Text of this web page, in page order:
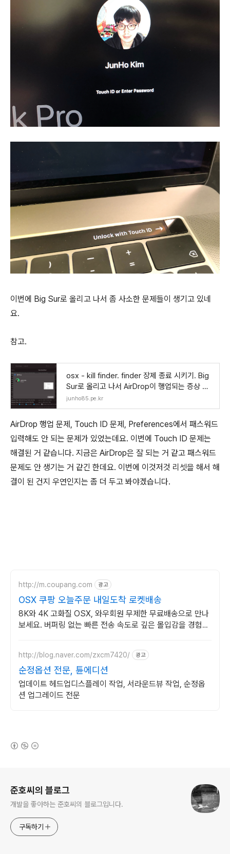
이번에 Big Sur로 올리고 나서 좀 사소한 문제들이 생기고 있네
요.
참고.
osx - kill finder. finder 장제 종료 시키기. Big
Sur로 올리고 나서 AirDrop이 행업되는 증상 임
시 해결
junho85.pe.kr
AirDrop 행업 문제, Touch ID 문제, Preferences에서 패스워드
입력해도 안 되는 문제가 있었는데요. 이번에 Touch ID 문제는
해결된 거 같습니다. 지금은 AirDrop은 잘 되는 거 같고 패스워드
문제도 안 생기는 거 같긴 한데요. 이번에 이것저것 리셋을 해서 해
결이 된 건지 우연인지는 좀 더 두고 봐야겠습니다.
http://m.coupang.com 광고
OSX 쿠팡 오늘주문 내일도착 로켓배송
8K와 4K 고화질 OSX, 와우회원 무제한 무료배송으로 만나
보세요. 버퍼링 없는 빠른 전송 속도로 깊은 몰입감을 경험하
http://blog.naver.com/zxcm7420/ 광고
순정옵션 전문, 튠에디션
업데이트 헤드업디스플레이 작업, 서라운드뷰 작업, 순정옵
션 업그레이드 전문
준호씨의 블로그
개발을 좋아하는 준호씨의 블로그입니다.
구독하기